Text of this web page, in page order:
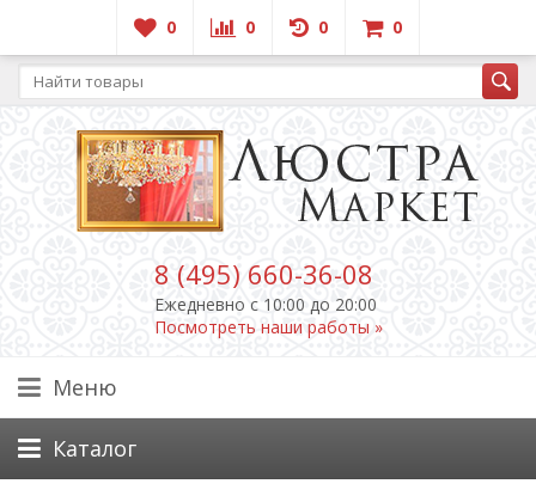
0 0 0 0
8 (495) 660-36-08
Ежедневно c 10:00 до 20:00
Посмотреть наши работы »
Меню
Каталог